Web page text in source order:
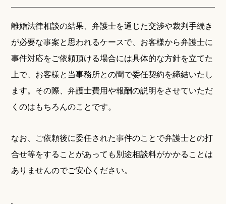
離婚法律相談の結果、弁護士を通じた交渉や裁判手続き
が必要な事案と思われるケースで、お客様から弁護士に
事件対応をご依頼頂ける場合には具体的な方針を立てた
上で、お客様と当事務所との間で委任契約を締結いたし
ます。その際、弁護士費用や報酬の説明をさせていただ
くのはもちろんのことです。
なお、ご依頼後に委任された事件のことで弁護士との打
合せ等をすることがあっても別途相談料がかかることは
ありませんのでご安心ください。